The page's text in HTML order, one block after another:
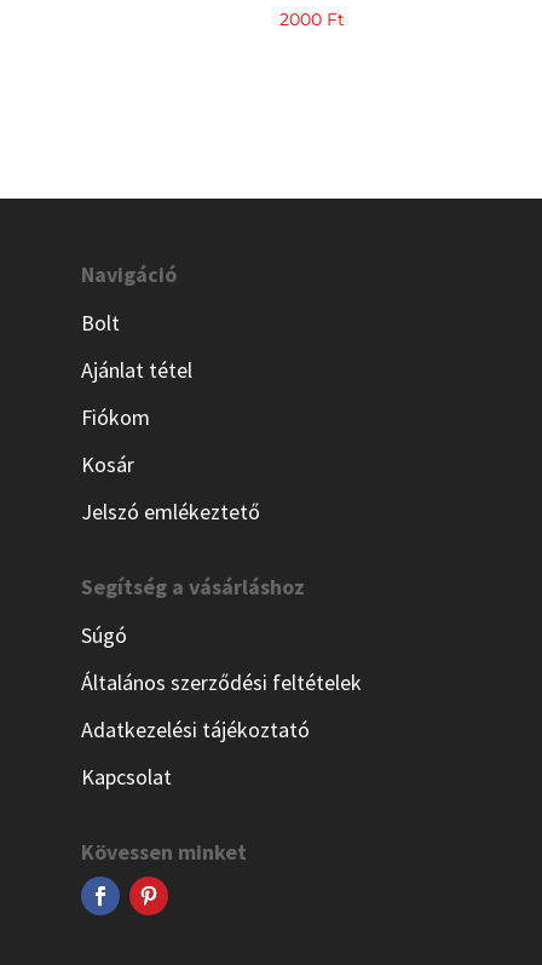
2000 Ft
Navigáció
Bolt
Ajánlat tétel
Fiókom
Kosár
Jelszó emlékeztető
Segítség a vásárláshoz
Súgó
Általános szerződési feltételek
Adatkezelési tájékoztató
Kapcsolat
Kövessen minket